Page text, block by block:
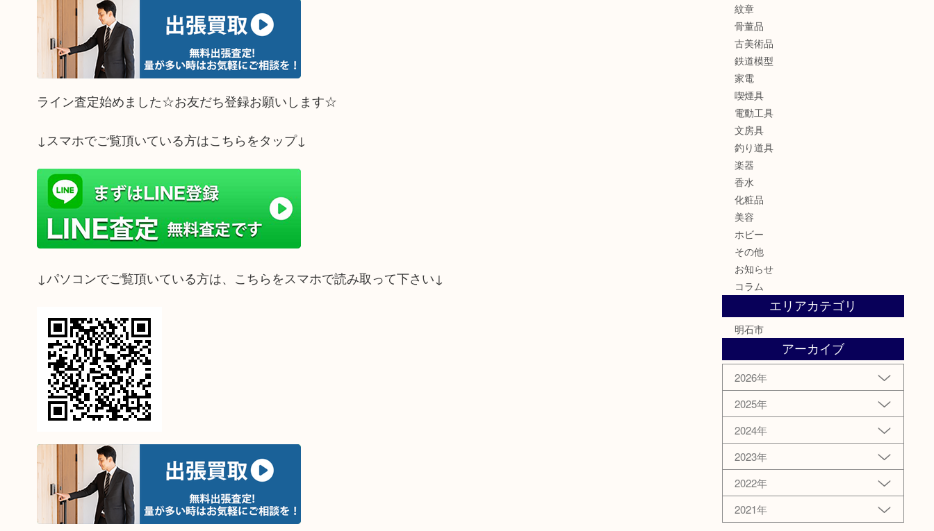
ライン査定始めました☆お友だち登録お願いします☆
↓スマホでご覧頂いている方はこちらをタップ↓
↓パソコンでご覧頂いている方は、こちらをスマホで読み取って下さい↓
紋章
骨董品
古美術品
鉄道模型
家電
喫煙具
電動工具
文房具
釣り道具
楽器
香水
化粧品
美容
ホビー
その他
お知らせ
コラム
エリアカテゴリ
明石市
アーカイブ
2026年
2025年
2024年
2023年
2022年
2021年